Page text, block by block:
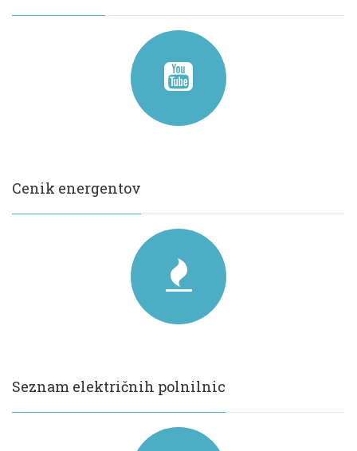
Cenik energentov
Seznam električnih polnilnic